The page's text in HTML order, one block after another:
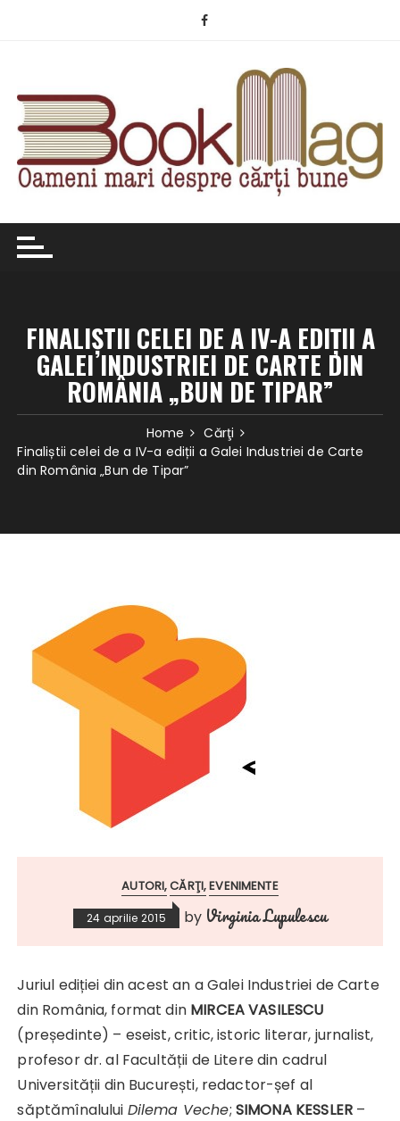
FINALIȘTII CELEI DE A IV-A EDIȚII A
GALEI INDUSTRIEI DE CARTE DIN
ROMÂNIA „BUN DE TIPAR”
Home
Cărţi
Finaliștii celei de a IV-a ediții a Galei Industriei de Carte
din România „Bun de Tipar”
AUTORI CĂRŢI EVENIMENTE
24 aprilie 2015 by Virginia Lupulescu
Juriul ediției din acest an a Galei Industriei de Carte
din România, format din MIRCEA VASILESCU
(președinte) – eseist, critic, istoric literar, jurnalist,
profesor dr. al Facultății de Litere din cadrul
Universității din București, redactor-șef al
săptămînalului Dilema Veche; SIMONA KESSLER–